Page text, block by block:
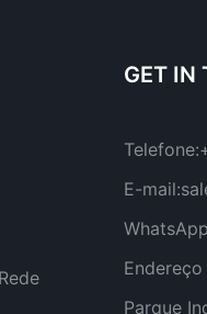
GET IN
Telefone:
E-mail:
Parque